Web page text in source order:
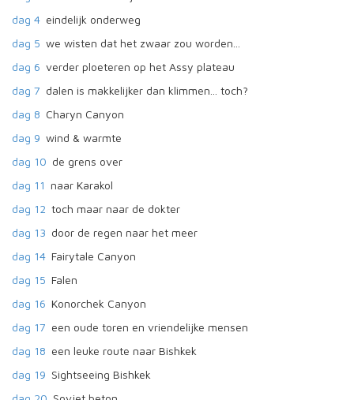
dag 4 eindelijk onderweg
dag 5 we wisten dat het zwaar zou worden...
dag 6 verder ploeteren op het Assy plateau
dag 7 dalen is makkelijker dan klimmen... toch?
dag 8 Charyn Canyon
dag 9 wind & warmte
dag 10 de grens over
dag 11 naar Karakol
dag 12 toch maar naar de dokter
dag 13 door de regen naar het meer
dag 14 Fairytale Canyon
dag 15 Falen
dag 16 Konorchek Canyon
dag 17 een oude toren en vriendelijke mensen
dag 18 een leuke route naar Bishkek
dag 19 Sightseeing Bishkek